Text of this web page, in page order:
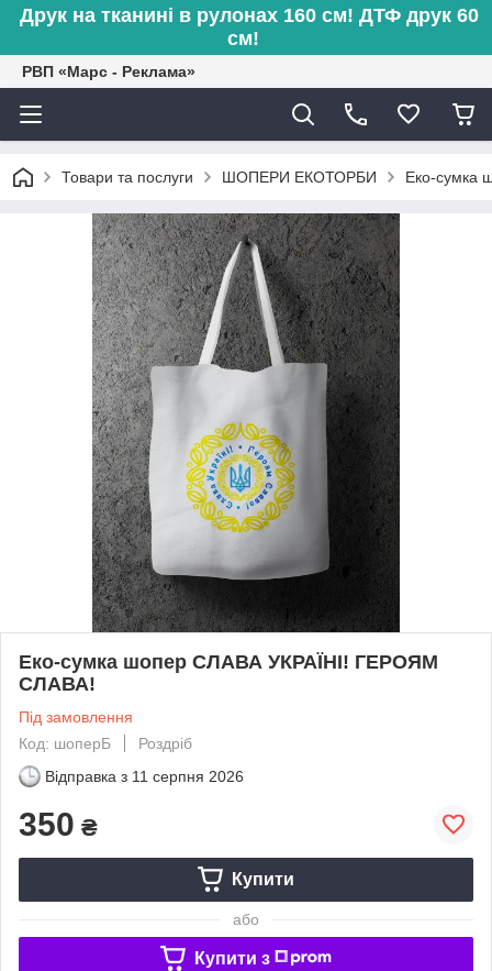
Друк на тканині в рулонах 160 см! ДТФ друк 60
см!
РВП «Марс - Реклама»
Товари та послуги ШОПЕРИ ЕКОТОРБИ Еко-сумка
Еко-сумка шопер СЛАВА УКРАЇНІ! ГЕРОЯМ
СЛАВА!
Під замовлення
Код: шоперБ
Роздріб
Відправка з 11 серпня 2026
350 ₴
Купити
або
Купити з